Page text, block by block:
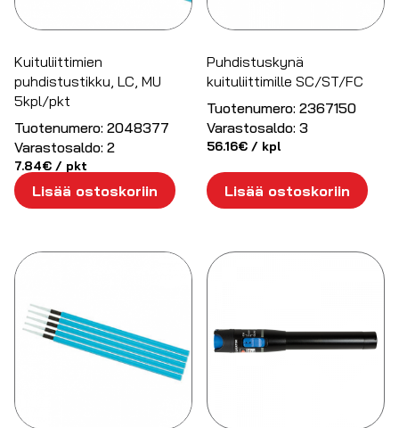
Kuituliittimien
puhdistustikku, LC, MU
5kpl/pkt
Tuotenumero: 2048377
Varastosaldo: 2
7.84€ / pkt
Lisää ostoskoriin
Puhdistuskynä
kuituliittimille SC/ST/FC
Tuotenumero: 2367150
Varastosaldo: 3
56.16€ / kpl
Lisää ostoskoriin